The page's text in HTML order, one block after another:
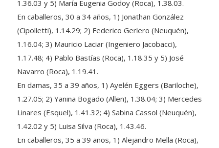
En caballeros, 30 a 34 años, 1) Jonathan González
(Cipolletti), 1.14.29; 2) Federico Gerlero (Neuquén),
1.16.04; 3) Mauricio Laciar (Ingeniero Jacobacci),
1.17.48; 4) Pablo Bastías (Roca), 1.18.35 y 5) José
Navarro (Roca), 1.19.41.
En damas, 35 a 39 años, 1) Ayelén Eggers (Bariloche),
1.27.05; 2) Yanina Bogado (Allen), 1.38.04; 3) Mercedes
Linares (Esquel), 1.41.32; 4) Sabina Cassol (Neuquén),
1.42.02 y 5) Luisa Silva (Roca), 1.43.46.
En caballeros, 35 a 39 años, 1) Alejandro Mella (Roca),
1.14.56; 2) Francisco Zuñiga (Cervantes), 1.15.10; 3)